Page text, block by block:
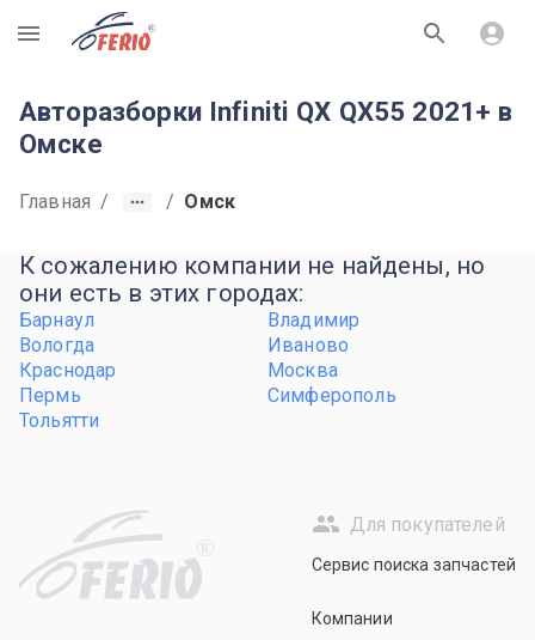
R
Авторазборки Infiniti QX QX55 2021+ в
Омске
Главная / / Омск
К сожалению компании не найдены, но
они есть в этих городах:
Барнаул
Владимир
Вологда
Иваново
Краснодар
Москва
Пермь
Симферополь
Тольятти
R
Для покупателей
Сервис поиска запчастей
Компании